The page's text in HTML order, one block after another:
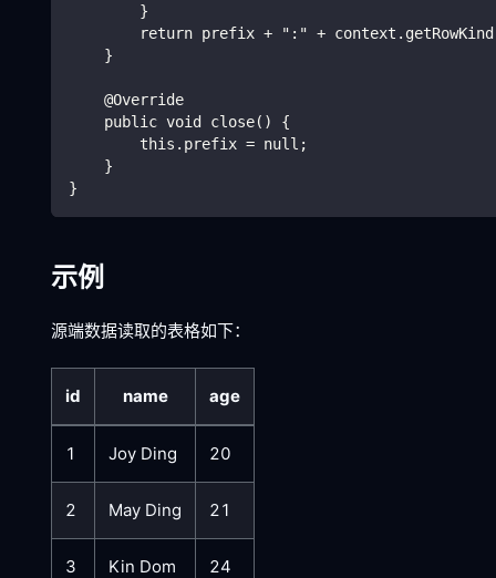
        }
return prefix + ":" +
    }
    @Override
    public void close() {
        this.prefix = null;
    }
}
示例
源端数据读取的表格如下：
id name age
1 Joy Ding 20
2 May Ding 21
3 Kin Dom 24